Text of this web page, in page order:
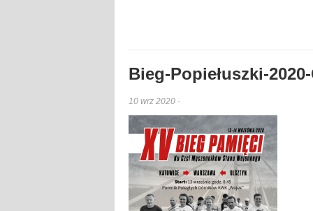
Bieg-Popiełuszki-
10 wrz 2020 ·